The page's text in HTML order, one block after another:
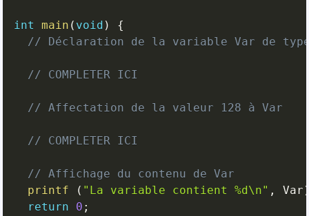
int main ( void )
{
// Déclaration de la variable Var de
// COMPLETER ICI
// Affectation de la valeur 128 à Var
// COMPLETER ICI
// Affichage du contenu de Var
printf
( "La variable contient %d\n" , Var
return
0 ;